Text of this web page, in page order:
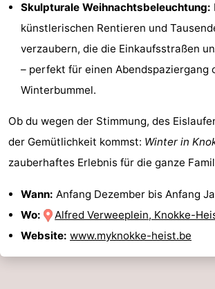
Skulpturale Weihnachtsbeleuchtung:
künstlerischen Rentieren und
verzaubern, die die Einkaufsstraßen
– perfekt für einen Abendspaziergang
Winterbummel.
Ob du wegen der Stimmung, des
der Gemütlichkeit kommst: Winter in
zauberhaftes Erlebnis für die ganze
Wann: Anfang Dezember bis Anfang
Wo:
Alfred Verweeplein, Knokke-
Website: www.myknokke-heist.be